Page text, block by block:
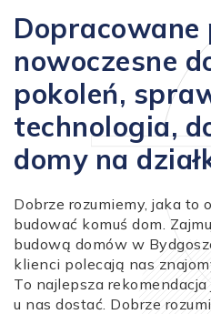
Dopracowane
nowoczesne
pokoleń,
technologia,
domy na
Dobrze rozumiemy, jaka to
budować komuś dom.
budową domów w
klienci polecają nas
To najlepsza
u nas dostać. Dobrze